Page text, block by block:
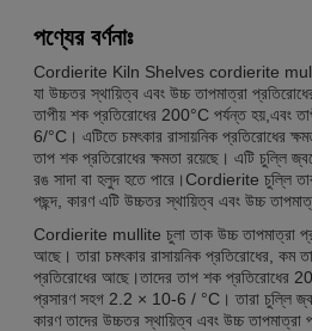
পণ্যের বর্ণনাঃ
Cordierite Kiln Shelves cordierite mullite
যা উচ্চতর স্থায়িত্ব এবং উচ্চ তাপমাত্রা
তাপীয় শক প্রতিরোধের 200°C পর্যন্ত হয়,এবং
6/°C। এটিতে চমৎকার রাসায়নিক প্রতিরোধের
তাপ শক প্রতিরোধের ক্ষমতা রয়েছে। এটি চুল্লি
রঙ সাদা বা হলুদ হতে পারে।Cordierite চুল্লি
পছন্দ, কারণ এটি উচ্চতর স্থায়িত্ব এবং উচ্চ
Cordierite mullite চুলা তাক উচ্চ তাপমাত্রা
আছে। তারা চমৎকার রাসায়নিক প্রতিরোধের, কম
প্রতিরোধের আছে।তাদের তাপ শক প্রতিরোধের
প্রসারণ সহগ 2.2 × 10-6 / °C। তারা চুল্লি
কারণ তাদের উচ্চতর স্থায়িত্ব এবং উচ্চ